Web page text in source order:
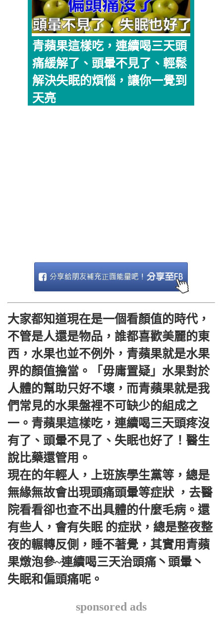
青蘋果這樣吃，連續喝三天頭
痛緩解了、頭暈不見了、輕鬆
解決失眠的煩惱，讓你一覺到
天亮
大家都知道現在是一個看顏值的時代，
不管是人還是物品，誰都喜歡美麗的東
西，水果也並不例外，青蘋果就是水果
界的顏值擔當。「毋庸置疑」水果對於
人體的幫助只好不壞，而青蘋果就是我
們常見的水果盤裡不可缺少的組成之
一。青蘋果這樣吃，連續喝三天頭疼沒
有了、頭暈不見了、失眠也好了！醫生
說比藥還管用。
現在的年輕人，上班族學生黨等，總是
無緣無故會出現頭痛頭暈等症狀 ，去醫
院看看卻也查不出具體的什麼毛病。還
有些人，會有失眠 的症狀，總是整夜整
夜的輾轉反側，睡不著覺，其實用青蘋
果燉泡參~連續喝三天治頭痛丶頭暈丶
失眠和偏頭痛呢。
sponsored ads